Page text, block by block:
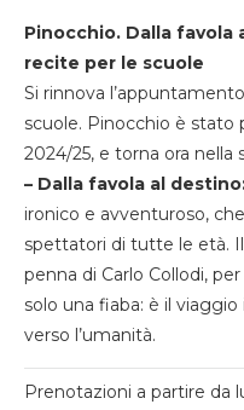
Pinocchio. Dalla favola
recite per le scuole
Si rinnova
scuole. Pinocchio è stato
2024/25, e torna ora nella
– Dalla favola al
ironico e avventuroso,
spettatori di tutte le età.
penna di Carlo Collodi,
solo una fiaba: è il
verso l’umanità.
Prenotazioni a partire da